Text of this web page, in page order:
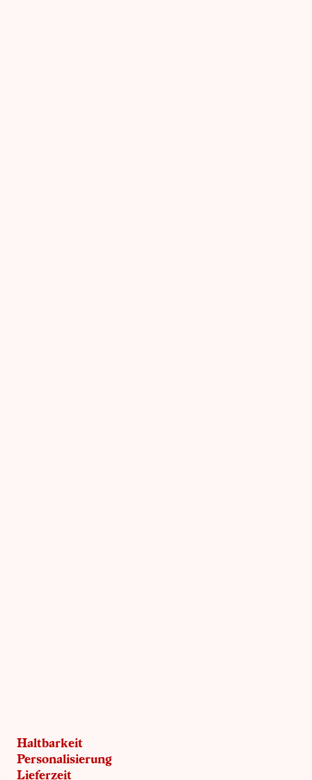
Haltbarkeit
Personalisierung
Lieferzeit